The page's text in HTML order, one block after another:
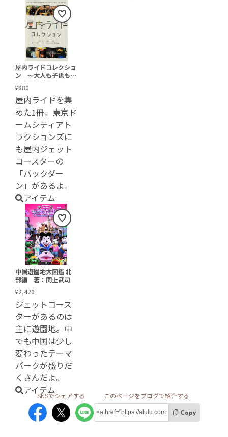
屋内ライドコレクショ
ン ～大人も子供も楽
しめる屋内ライドアト
ラクション大集合！
～ 369days
¥880
屋内ライドを集
めた1冊。東京ド
ームシティアト
ラクションズに
も屋内ジェット
コースターの
「バックダー
ン」があるよ。
アイテム
中国遊園地大図鑑 北
部編 著：関上武司
¥2,420
ジェットコース
ターがあるのは
主に遊園地。中
でも中国は少し
変わったテーマ
パークが盛りだ
くさんだよ。
アイテム
Copy